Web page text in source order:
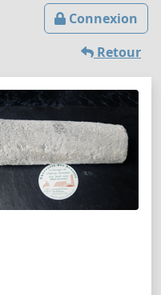
Connexion
Retour